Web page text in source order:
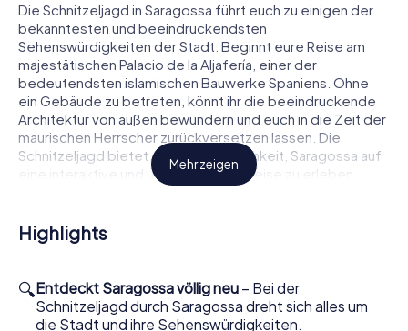
Die Schnitzeljagd in Saragossa führt euch zu einigen der
bekanntesten und beeindruckendsten
Sehenswürdigkeiten der Stadt. Beginnt eure Reise am
majestätischen Palacio de la Aljafería, einer der
bedeutendsten islamischen Bauwerke Spaniens. Ohne
ein Gebäude zu betreten, könnt ihr die beeindruckende
Architektur von außen bewundern und euch in die Zeit der
maurischen Herrscher zurückversetzen lassen. Die
Schnitzeljagd bietet euch die Möglichkeit, Saragossa auf
eine interaktive und unterhaltsame Weise zu erleben.
Nuestra Señora del Pilar de Zaragoza. Diese
beeindruckende Basilika ist ein Meisterwerk barocker
prächtigen Fassaden und die kunstvollen Details, die die
Geschichte und Kultur Saragossas widerspiegeln. Die
Schnitzeljagd in Saragossa ermöglicht es euch, diese
Mehr zeigen
Highlights
🔍Entdeckt Saragossa völlig neu – Bei der
Schnitzeljagd durch Saragossa dreht sich alles um
die Stadt und ihre Sehenswürdigkeiten.